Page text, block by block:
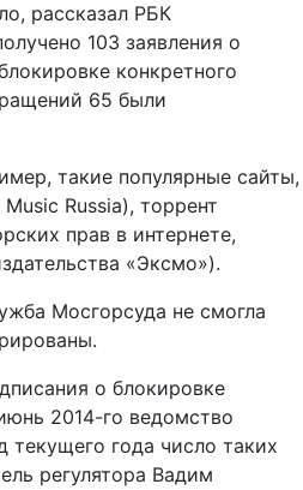
рассказал РБК
103 заявления о
конкретного
65 были
такие популярные сайты,
Russia), торрент
прав в интернете,
«Эксмо»).
Мосгорсуда не смогла
о блокировке
2014-го ведомство
текущего года число таких
регулятора Вадим